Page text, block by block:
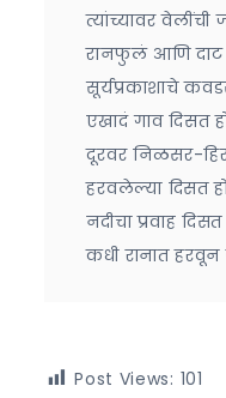
त्यांच्यावर
रानफुलं आणि दाट
सूर्यप्रकाशाचे
एखादं गाव दिसत
दूरवर निळसर-
हरवलेल्या दिसत
नदीचा प्रवाह
कधी रानात हरवून
Post Views: 101